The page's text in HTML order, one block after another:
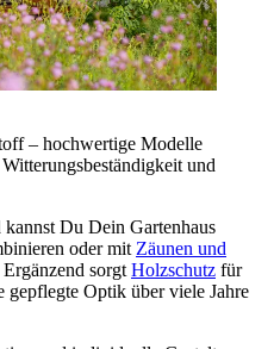
– hochwertige Modelle
und
Du Dein Gartenhaus
oder mit Zäunen und
sorgt Holzschutz für
gepflegte Optik über viele Jahre